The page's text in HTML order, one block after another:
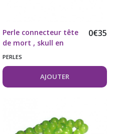
Perle connecteur tête
de mort , skull en
métal vendue à l'unité
0€35
PERLES
AJOUTER